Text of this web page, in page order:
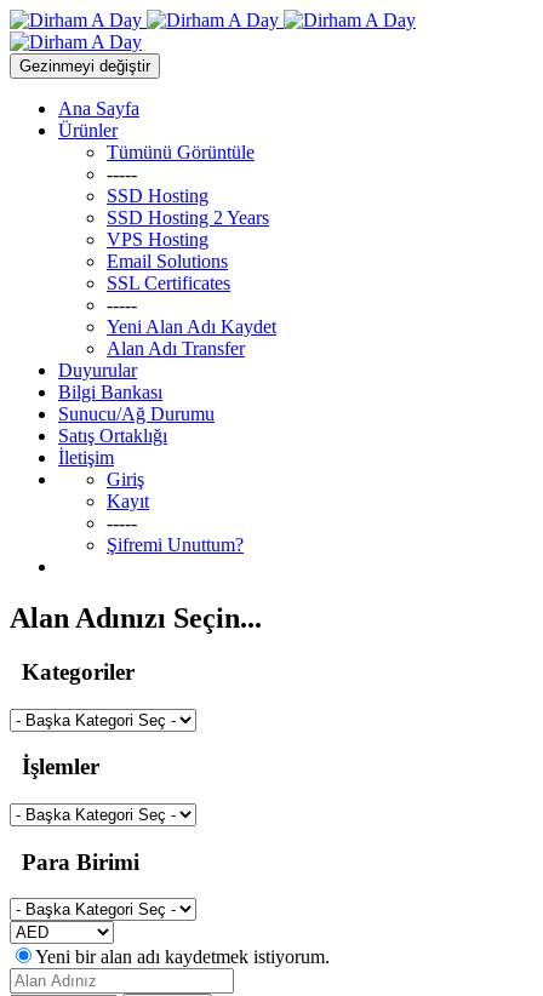
Gezinmeyi değiştir
Ana Sayfa
Ürünler
Tümünü Görüntüle
-----
SSD Hosting
SSD Hosting 2 Years
VPS Hosting
Email Solutions
SSL Certificates
-----
Yeni Alan Adı Kaydet
Alan Adı Transfer
Duyurular
Bilgi Bankası
Sunucu/Ağ Durumu
Satış Ortaklığı
İletişim
Giriş
Kayıt
-----
Şifremi Unuttum?
Alan Adınızı Seçin...
Kategoriler
İşlemler
Para Birimi
Yeni bir alan adı kaydetmek istiyorum.